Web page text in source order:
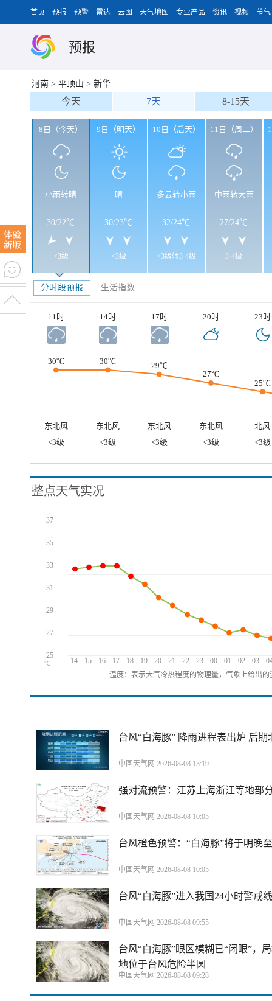
首页 预报 预警 雷达 云图 天气地图 专业产品 资讯 视频 节气
预报
河南 > 平顶山 > 新华
今天 7天 8-15天
8日（今天）
小雨转晴
30/22℃
<3级
9日（明天）
晴
30/23℃
<3级
10日（后天）
多云转小雨
32/24℃
<3级转3-4级
11日（周二）
中雨转大雨
27/24℃
3-4级
分时段预报 生活指数
11时 14时 17时 20时 23时
30℃ 30℃
29℃
27℃
25℃
东北风 东北风 东北风 东北风
北风
<3级
<3级 <3级 <3级 <3级
整点天气实况
14 15 16 17 18 19 20 21 22 23 00 01 02 03
37
35
33
31
29
27
25
℃
温度：表示大气冷热程度的物理量，气象上给出
台风“白海豚” 降雨进程表出炉 后
中国天气网 2026-08-08 13:19
强对流预警：江苏上海浙江等地部
中国天气网 2026-08-08 10:05
台风橙色预警：“白海豚”将于明晚
中国天气网 2026-08-08 10:05
台风“白海豚”进入我国24小时警戒
中国天气网 2026-08-08 09:55
台风“白海豚”眼区模糊已“闭眼”，
地位于台风危险半圆
中国天气网 2026-08-08 09:28